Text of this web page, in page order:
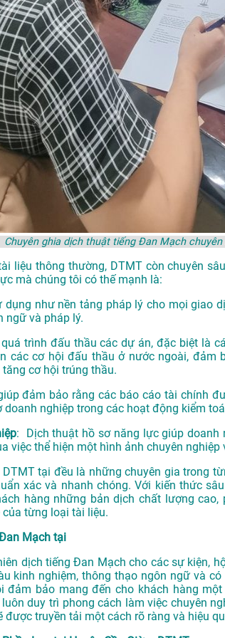
Chuyên ghia dịch thuật tiếng Đan Mạch
liệu thông thường, DTMT còn chuyên
mà chúng tôi có thế mạnh là:
dụng như nền tảng pháp lý cho mọi giao
ngữ và pháp lý.
trình đấu thầu các dự án, đặc biệt là
các cơ hội đấu thầu ở nước ngoài,
cơ hội trúng thầu.
đảm bảo rằng các báo cáo tài chính
doanh nghiệp trong các hoạt động kiểm
: Dịch thuật hồ sơ năng lực giúp doanh
việc thể hiện một hình ảnh chuyên nghiệp
tại đều là những chuyên gia trong
xác và nhanh chóng. Với kiến thức
hàng những bản dịch chất lượng
từng loại tài liệu.
Mạch tại
dịch tiếng Đan Mạch cho các sự kiện,
kinh nghiệm, thông thạo ngôn ngữ và
đảm bảo mang đến cho khách hàng
duy trì phong cách làm việc chuyên
được truyền tải một cách rõ ràng và hiệu